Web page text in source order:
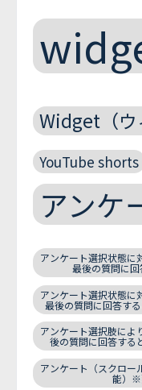
Widget（ウ
YouTube shorts
アンケ
アンケート選択状態に
最後の質問に
アンケート選択状態に
最後の質問に回答す
アンケート選択肢によ
後の質問に回答す
アンケート（スクロー
能）※